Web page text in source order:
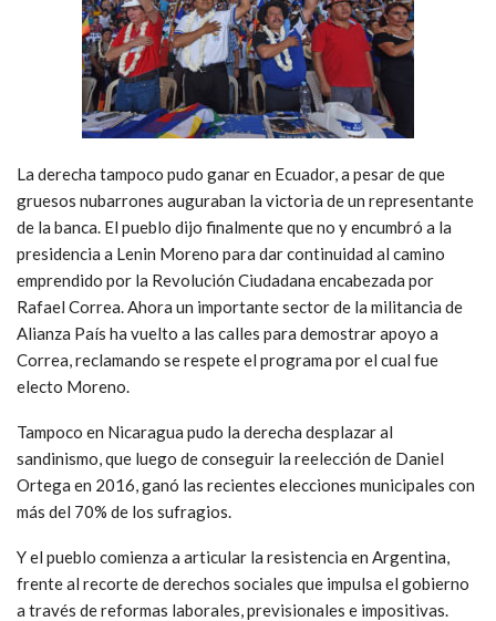
La derecha tampoco pudo ganar en Ecuador, a pesar de que
gruesos nubarrones auguraban la victoria de un representante
de la banca. El pueblo dijo finalmente que no y encumbró a la
presidencia a Lenin Moreno para dar continuidad al camino
emprendido por la Revolución Ciudadana encabezada por
Rafael Correa. Ahora un importante sector de la militancia de
Alianza País ha vuelto a las calles para demostrar apoyo a
Correa, reclamando se respete el programa por el cual fue
electo Moreno.
Tampoco en Nicaragua pudo la derecha desplazar al
sandinismo, que luego de conseguir la reelección de Daniel
Ortega en 2016, ganó las recientes elecciones municipales con
más del 70% de los sufragios.
Y el pueblo comienza a articular la resistencia en Argentina,
frente al recorte de derechos sociales que impulsa el gobierno
a través de reformas laborales, previsionales e impositivas.